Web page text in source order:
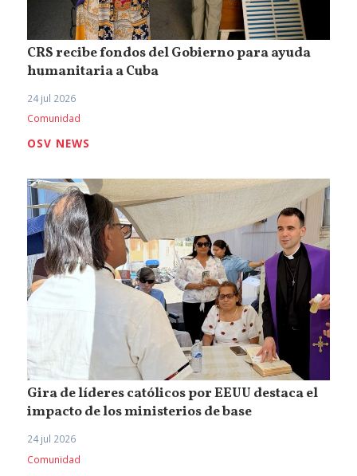
CRS recibe fondos del Gobierno para ayuda
humanitaria a Cuba
24 jul 2026
Comunidad
OSV NEWS
Gira de líderes católicos por EEUU destaca el
impacto de los ministerios de base
24 jul 2026
Comunidad